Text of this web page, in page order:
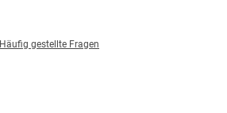
Häufig gestellte Fragen